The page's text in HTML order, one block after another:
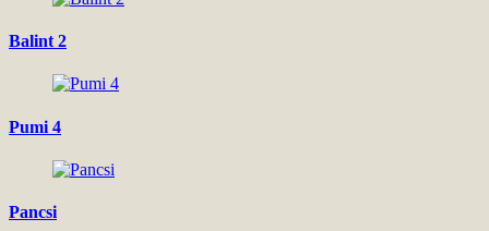
Balint 2
Pumi 4
Pancsi